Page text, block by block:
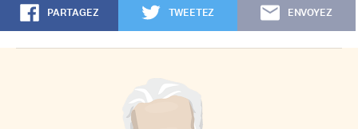
PARTAGEZ TWEETEZ ENVOYEZ